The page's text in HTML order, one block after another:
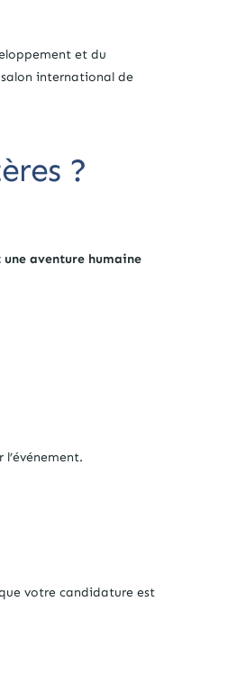
et du
international de
?
une aventure humaine
votre candidature est